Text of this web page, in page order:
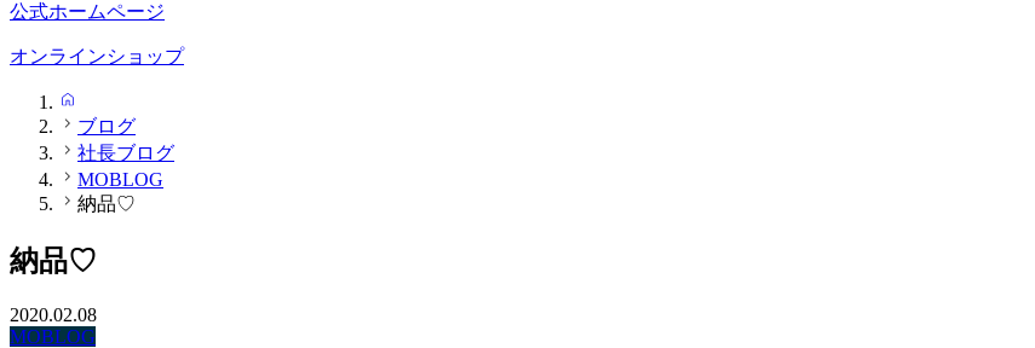
公式ホームページ
オンラインショップ
ブログ
社長ブログ
MOBLOG
納品♡
納品♡
2020.02.08
MOBLOG